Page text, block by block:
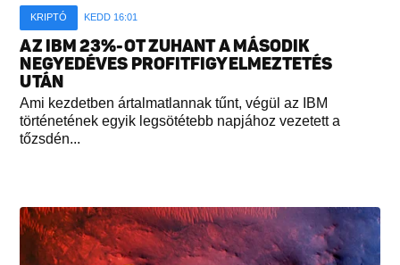
KRIPTÓ KEDD 16:01
AZ IBM 23%-OT ZUHANT A MÁSODIK
NEGYEDÉVES PROFITFIGYELMEZTETÉS
UTÁN
Ami kezdetben ártalmatlannak tűnt, végül az IBM
történetének egyik legsötétebb napjához vezetett a
tőzsdén...